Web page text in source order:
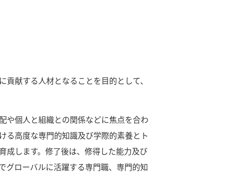
献する人材となることを目的として、
や個人と組織との関係などに焦点を合わ
る高度な専門的知識及び学際的素養とト
成します。修了後は、修得した能力及び
グローバルに活躍する専門職、専門的知